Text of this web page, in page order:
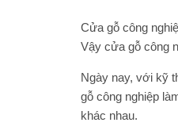
Cửa gỗ công
Vậy cửa gỗ công
Ngày nay, với kỹ
gỗ công nghiệp
khác nhau.